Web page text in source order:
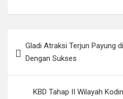
posGladi Atraksi Terjun Payung
Dengan Sukses
KBD Tahap II Wilayah